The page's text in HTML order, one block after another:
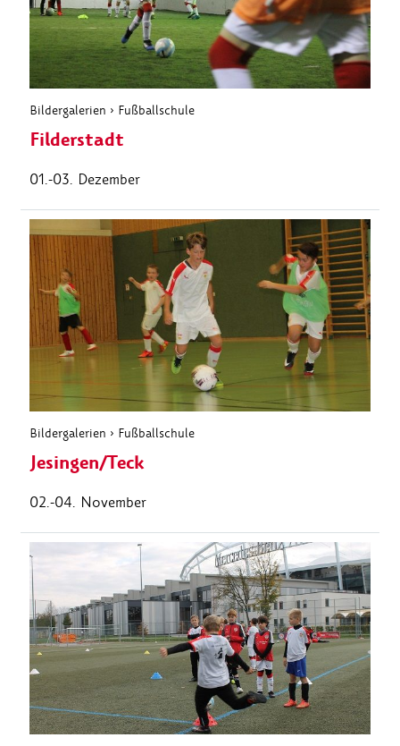
Bildergalerien › Fußballschule
Filderstadt
01.-03. Dezember
Bildergalerien › Fußballschule
Jesingen/Teck
02.-04. November